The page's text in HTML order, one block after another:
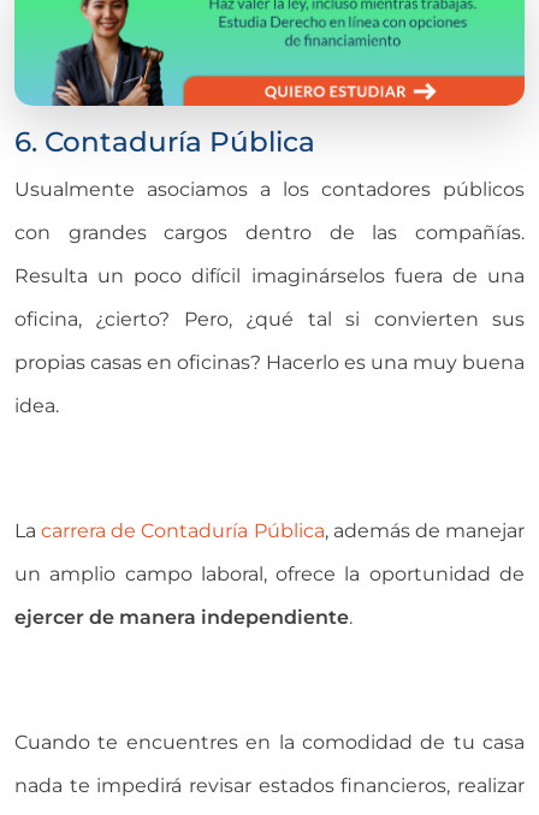
6. Contaduría Pública
Usualmente asociamos a los contadores públicos
con grandes cargos dentro de las compañías.
Resulta un poco difícil imaginárselos fuera de una
oficina, ¿cierto? Pero, ¿qué tal si convierten sus
propias casas en oficinas? Hacerlo es una muy buena
idea.
Lacarrera de Contaduría Pública, además de manejar
un amplio campo laboral, ofrece la oportunidad de
ejercer de manera independiente.
Cuando te encuentres en la comodidad de tu casa
nada te impedirá revisar estados financieros, realizar